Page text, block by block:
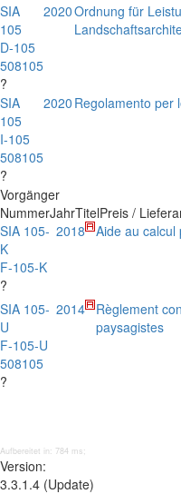
SIA
105
D-105
508105
?
2020Ordnung für
SIA
105
I-105
508105
?
2020 Regolamento per
Vorgänger
NummerJahrTitelPreis /
SIA 105-
K
F-105-K
?
2018 Aide au calcul
SIA 105-
U
F-105-U
508105
?
2014
Règlement
paysagistes
Aufbereitet in: 784 ms;
Version:
3.3.1.4 (Update)